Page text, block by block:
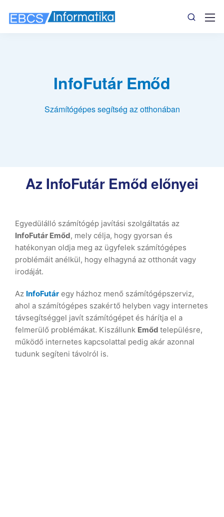
InfoFutár Emőd
Számítógépes segítség az otthonában
Az InfoFutár Emőd előnyei
Egyedülálló számítógép javítási szolgáltatás az
InfoFutár Emőd, mely célja, hogy gyorsan és
hatékonyan oldja meg az ügyfelek számítógépes
problémáit anélkül, hogy elhagyná az otthonát vagy
irodáját.
Az InfoFutár egy házhoz menő számítógépszerviz,
ahol a számítógépes szakértő helyben vagy internetes
távsegítséggel javít számítógépet és hárítja el a
felmerülő problémákat. Kiszállunk Emőd településre,
működő internetes kapcsolattal pedig akár azonnal
tudunk segíteni távolról is.